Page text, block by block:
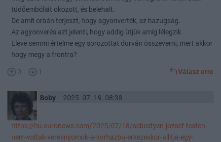
tüdőembóliát okozott, és belehalt.
De amit orbán terjeszt, hogy agyonverték, az hazugság.
Az agyonverés azt jelenti, hogy addig ütjük amíg lélegzik.
Eleve semmi értelme egy sorozottat durván összeverni, mert akkor
hogy megy a frontra?
0 1 Válasz erre
Boby 2025. 07. 19. 08:38
https://hu.euronews.com/2025/07/18/sebestyen-jozsef-testen-
nem-voltak-veresnyomok-a-korhazba-erkezeskor-allitja-egy-